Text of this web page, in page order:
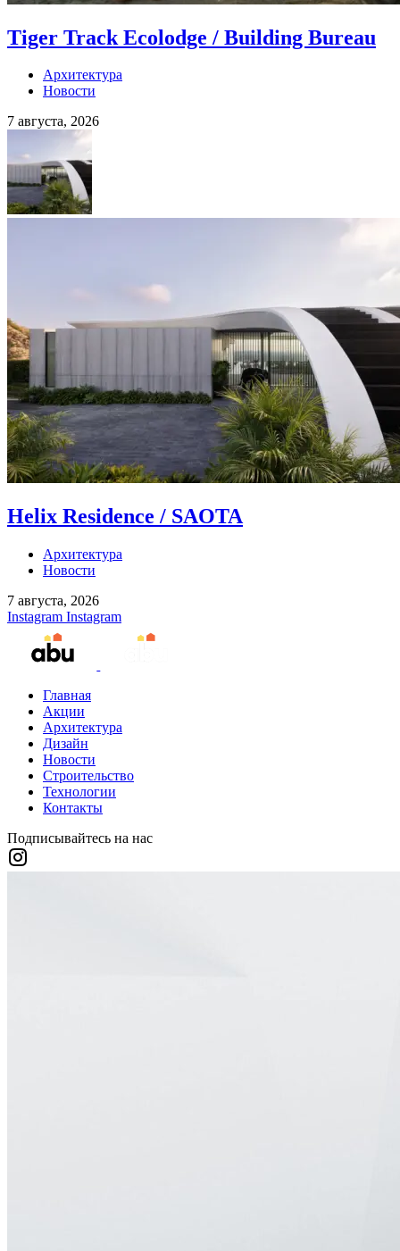
Tiger Track Ecolodge / Building Bureau
Архитектура
Новости
7 августа, 2026
Helix Residence / SAOTA
Архитектура
Новости
7 августа, 2026
Instagram Instagram
Главная
Акции
Архитектура
Дизайн
Новости
Строительство
Технологии
Контакты
Подписывайтесь на нас